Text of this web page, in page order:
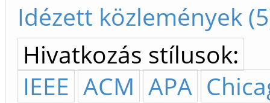
Idézett közlemények
Hivatkozás stílusok:
IEEE ACM APA